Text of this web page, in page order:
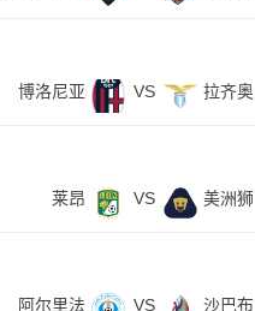
博洛尼亚
VS 拉齐奥
莱昂
VS 美洲狮
阿尔里法
VS 沙巴布